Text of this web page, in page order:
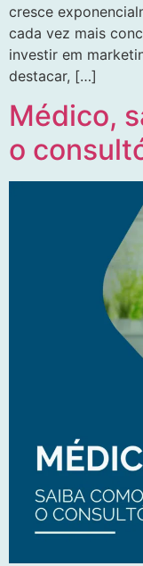
cresce
cada vez mais
investir em
destacar, […]
Médico,
o